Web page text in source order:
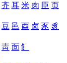
齐 耳 米 肉 臣 页
豆 邑 酉 卤 豕 豸
靑 靣 飠